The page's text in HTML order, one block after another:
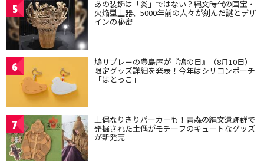
5 あの装飾は「炎」ではない？縄文時代の国宝・
火焔型土器、5000年前の人々が刻んだ謎とデザ
インの秘密
6 鳩サブレーの豊島屋が『鳩の日』（8月10日）
限定グッズ詳細を発表！今年はシリコンポーチ
「はとっこ」
7 土偶なりきりパーカーも！青森の縄文遺跡群で
発掘された土偶がモチーフのキュートなグッズ
が新発売